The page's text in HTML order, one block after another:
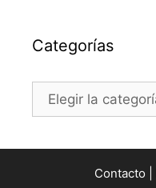
Categorías
Categorías
Contacto